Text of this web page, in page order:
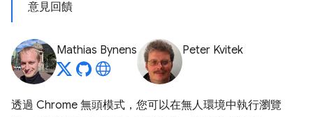
意見回饋
Mathias Bynens Peter Kvitek
透過 Chrome 無頭模式，您可以在無人環境中執行瀏覽